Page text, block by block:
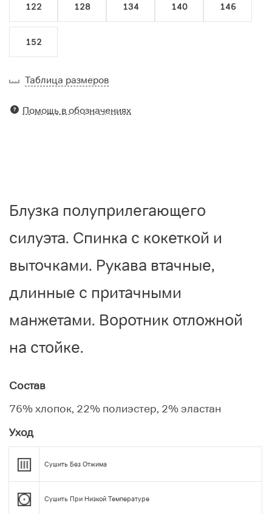
122 128 134 140 146
152
Таблица размеров
Помощь в обозначениях
Блузка полуприлегающего
силуэта. Спинка с кокеткой и
выточками. Рукава втачные,
длинные с притачными
манжетами. Воротник отложной
на стойке.
Состав
76% хлопок, 22% полиэстер, 2% эластан
Уход
Сушить Без Отжима
Сушить При Низкой Температуре